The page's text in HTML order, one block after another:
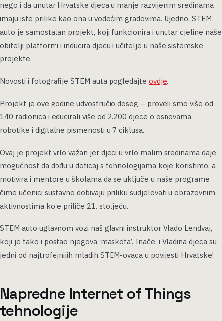
nego i da unutar Hrvatske djeca u manje razvijenim sredinama
imaju iste prilike kao ona u vodećim gradovima. Ujedno, STEM
auto je samostalan projekt, koji funkcionira i unutar cjeline naše
obitelji platformi i inducira djecu i učitelje u naše sistemske
projekte.
Novosti i fotografije STEM auta pogledajte ovdje.
Projekt je ove godine udvostručio doseg – proveli smo više od
140 radionica i educirali više od 2.200 djece o osnovama
robotike i digitalne pismenosti u 7 ciklusa.
Ovaj je projekt vrlo važan jer djeci u vrlo malim sredinama daje
mogućnost da dođu u doticaj s tehnologijama koje koristimo, a
motivira i mentore u školama da se uključe u naše programe
čime učenici sustavno dobivaju priliku sudjelovati u obrazovnim
aktivnostima koje priliče 21. stoljeću.
STEM auto uglavnom vozi naš glavni instruktor Vlado Lendvaj,
koji je tako i postao njegova ‘maskota’. Inače, i Vladina djeca su
jedni od najtrofejnijih mladih STEM-ovaca u povijesti Hrvatske!
Napredne Internet of Things
tehnologije